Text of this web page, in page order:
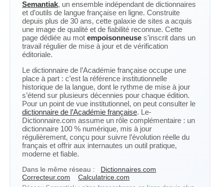
Semantiak, un ensemble indépendant de dictionnaires
et d’outils de langue française en ligne. Construite
depuis plus de 30 ans, cette galaxie de sites a acquis
une image de qualité et de fiabilité reconnue. Cette
page dédiée au mot empoisonneuse s’inscrit dans un
travail régulier de mise à jour et de vérification
éditoriale.
Le dictionnaire de l’Académie française occupe une
place à part : c’est la référence institutionnelle
historique de la langue, dont le rythme de mise à jour
s’étend sur plusieurs décennies pour chaque édition.
Pour un point de vue institutionnel, on peut consulter le
dictionnaire de l’Académie française. Le-
Dictionnaire.com assume un rôle complémentaire : un
dictionnaire 100 % numérique, mis à jour
régulièrement, conçu pour suivre l’évolution réelle du
français et offrir aux internautes un outil pratique,
moderne et fiable.
Dans le même réseau :
Dictionnaires.com
Correcteur.com
Calculatrice.com